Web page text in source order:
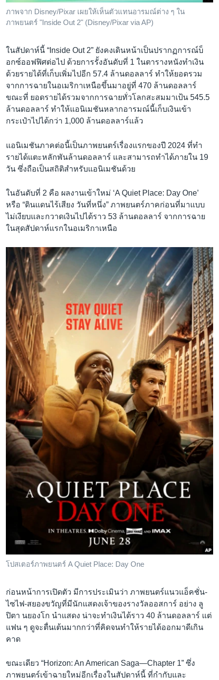
ภาพจาก Disney/Pixar เผยให้เห็นตัวแทนอารมณ์ต่าง ๆ ใน
ภาพยนตร์ "Inside Out 2" (Disney/Pixar via AP)
ในสัปดาห์นี้ “Inside Out 2” ยังคงเดินหน้าเป็นปรากฏการณ์บ็
อกซ์ออฟฟิศต่อไป ด้วยการรั้งอันดับที่ 1 ในตารางหนังทำเงิน
ด้วยรายได้ที่เก็บเพิ่มไปอีก 57.4 ล้านดอลลาร์ ทำให้ยอดรวม
จากการฉายในอเมริกาเหนือขึ้นมาอยู่ที่ 470 ล้านดอลลาร์
ขณะที่ ยอดรายได้รวมจากการฉายทั่วโลกสะสมมาเป้น 545.5
ล้านดอลลาร์ ทำให้แอนิเมชันหลากอารมณ์นี้เก็บเงินเข้า
กระเป๋าไปได้กว่า 1,000 ล้านดอลลาร์แล้ว
แอนิเมชันภาคต่อนี้เป็นภาพยนตร์เรื่องแรกของปี 2024 ที่ทำ
รายได้แตะหลักพันล้านดอลลาร์ และสามารถทำได้ภายใน 19
วัน ซึ่งถือเป็นสถิติสำหรับแอนิเมชันด้วย
ในอันดับที่ 2 คือ ผลงานเข้าใหม่ ‘A Quiet Place: Day One’
หรือ “ดินแดนไร้เสียง วันที่หนึ่ง” ภาพยนตร์ภาคก่อนที่มาแบบ
ไม่เงียบและกวาดเงินไปได้ราว 53 ล้านดอลลาร์ จากการฉาย
ในสุดสัปดาห์แรกในอเมริกาเหนือ
โปสเตอร์ภาพยนตร์ A Quiet Place: Day One
ก่อนหน้าการเปิดตัว มีการประเมินว่า ภาพยนตร์แนวแอ็คชั่น-
ไซไฟ-สยองขวัญที่มีนักแสดงเจ้าของรางวัลออสการ์ อย่าง ลู
ปิตา นยองโก นำแสดง น่าจะทำเงินได้ราว 40 ล้านดอลลาร์ แต่
แฟน ๆ ดูจะตื่นเต้นมากกว่าที่คิดจนทำให้รายได้ออกมาดีเกิน
คาด
ขณะเดียว “Horizon: An American Saga—Chapter 1” ซึ่ง
ภาพยนตร์เข้าฉายใหม่อีกเรื่องในสัปดาห์นี้ ที่กำกับและ